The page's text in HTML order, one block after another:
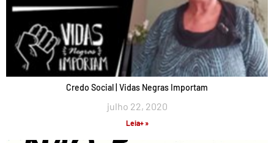
Credo Social | Vidas Negras Importam
julho 22, 2020
Leia+ »